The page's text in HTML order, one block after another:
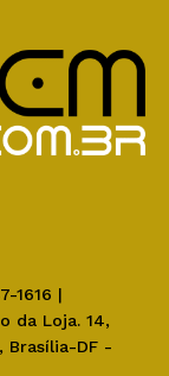
1616 |
da Loja. 14,
Brasília-DF -